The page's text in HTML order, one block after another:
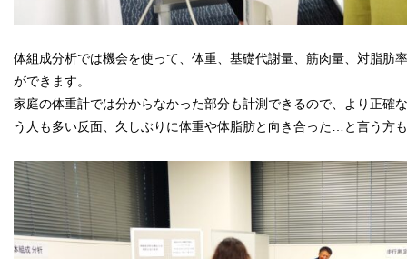
体組成分析では機会を使って、体重、基礎代謝量、筋肉量、対脂肪
ができます。
家庭の体重計では分からなかった部分も計測できるので、より正確
う人も多い反面、久しぶりに体重や体脂肪と向き合った…と言う方